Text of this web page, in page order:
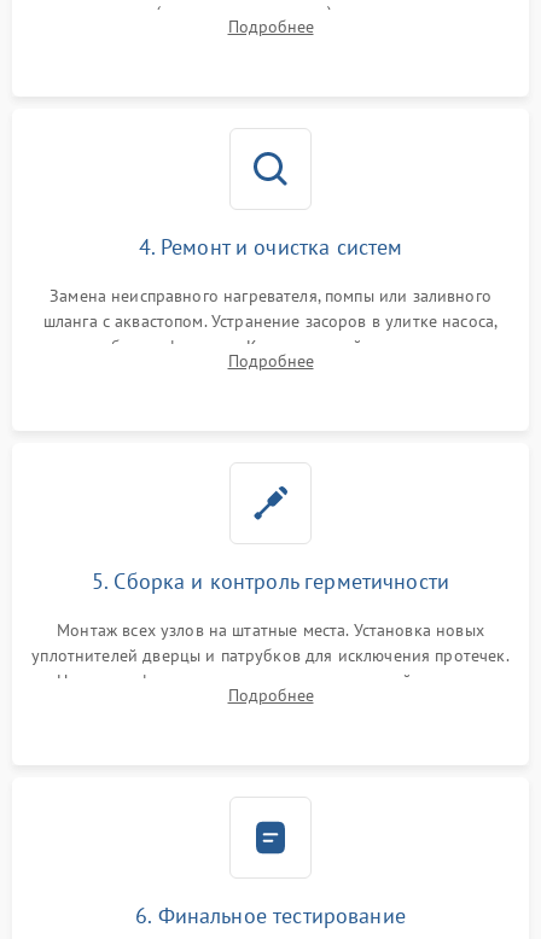
прессостата (датчика уровня воды), датчика мутности,
концевика дверцы и электронного модуля управления.
Подробнее
4. Ремонт и очистка систем
Замена неисправного нагревателя, помпы или заливного
шланга с аквастопом. Устранение засоров в улитке насоса,
патрубках и фильтрах. Компонентный ремонт платы
управления, восстановление поврежденной проводки.
Подробнее
5. Сборка и контроль герметичности
Монтаж всех узлов на штатные места. Установка новых
уплотнителей дверцы и патрубков для исключения протечек.
Надежная фиксация хомутов гидравлической системы,
сборка корпуса и установка датчика поплавка.
Подробнее
6. Финальное тестирование